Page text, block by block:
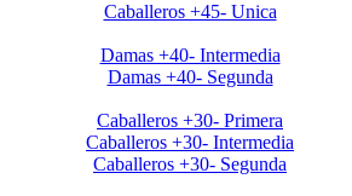
Caballeros +45- Unica
Damas +40- Intermedia
Damas +40- Segunda
Caballeros +30- Primera
Caballeros +30- Intermedia
Caballeros +30- Segunda